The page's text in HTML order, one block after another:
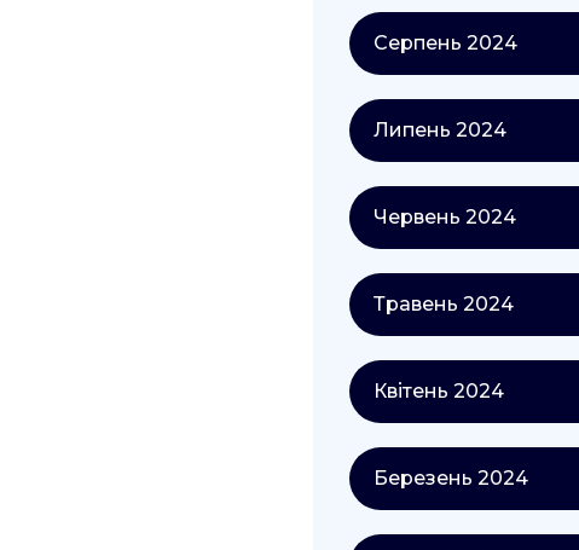
Серпень 2024
Липень 2024
Червень 2024
Травень 2024
Квітень 2024
Березень 2024